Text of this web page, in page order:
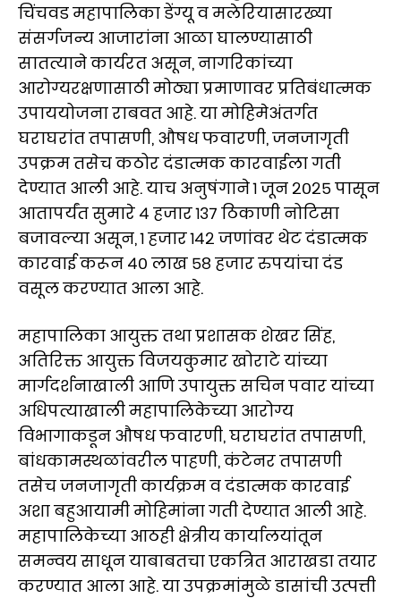
चिंचवड महापालिका डेंग्यू व मलेरियासारख्या
संसर्गजन्य आजारांना आळा घालण्यासाठी
सातत्याने कार्यरत असून, नागरिकांच्या
आरोग्यरक्षणासाठी मोठ्या प्रमाणावर प्रतिबंधात्मक
उपाययोजना राबवत आहे. या मोहिमेअंतर्गत
घराघरांत तपासणी, औषध फवारणी, जनजागृती
उपक्रम तसेच कठोर दंडात्मक कारवाईला गती
देण्यात आली आहे. याच अनुषंगाने १ जून २०२५ पासून
आतापर्यंत सुमारे ४ हजार १३७ ठिकाणी नोटिसा
बजावल्या असून, १ हजार १४२ जणांवर थेट दंडात्मक
कारवाई करून ४० लाख ५८ हजार रुपयांचा दंड
वसूल करण्यात आला आहे.
महापालिका आयुक्त तथा प्रशासक शेखर सिंह,
अतिरिक्त आयुक्त विजयकुमार खोराटे यांच्या
मार्गदर्शनाखाली आणि उपायुक्त सचिन पवार यांच्या
अधिपत्याखाली महापालिकेच्या आरोग्य
विभागाकडून औषध फवारणी, घराघरांत तपासणी,
बांधकामस्थळांवरील पाहणी, कंटेनर तपासणी
तसेच जनजागृती कार्यक्रम व दंडात्मक कारवाई
अशा बहुआयामी मोहिमांना गती देण्यात आली आहे.
महापालिकेच्या आठही क्षेत्रीय कार्यालयांतून
समन्वय साधून याबाबतचा एकत्रित आराखडा तयार
करण्यात आला आहे. या उपक्रमांमुळे डासांची उत्पत्ती